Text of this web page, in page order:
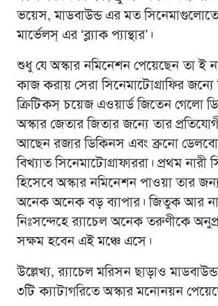
ভয়েস, মাডবাউন্ড এর মত
মার্ভেলস্ এর ‘ব্ল্যাক প্যান্থার’।
শুধু যে অস্কার নমিনেশন পেয়েছেন তা ই
কাজ করায় সেরা সিনেমাটোগ্রাফির জন্যে
ক্রিটিকস্ চয়েজ এওয়ার্ড জিতেন গেলো
অস্কার জেতার জিতার জন্যে তার
আছেন রজার ডিকিনস এবং ব্রুনো
বিখ্যাত সিনেমাটোগ্রাফাররা। প্রথম নারী
হিসেবে অস্কার নমিনেশন পাওয়া তার
অনেক অনেক বড় ব্যাপার। জিতুক আর
নিঃসন্দেহে র‍্যাচেল অনেক তরুণীকে
সক্ষম হবেন এই মঞ্চে এসে।
উল্লেখ্য, র‍্যাচেল মরিসন ছাড়াও
৩টি ক্যাটাগরিতে অস্কার মনোনয়ন